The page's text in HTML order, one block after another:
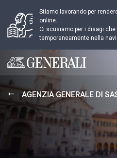
Stiamo lavorando per
online.
Ci scusiamo per i disagi
temporaneamente nella
Generali logo
AGENZIA GENERALE DI